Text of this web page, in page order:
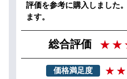
評価を参考に購入しました
ます。
総合評価
価格満足度